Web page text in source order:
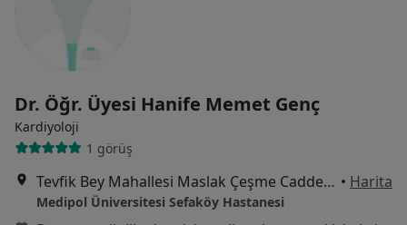
Dr. Öğr. Üyesi Hanife Memet Genç
Kardiyoloji
1 görüş
Tevfik Bey Mahallesi Maslak Çeşme Caddesi No:30, Küçükçekmece • Harita
Medipol Üniversitesi Sefaköy Hastanesi